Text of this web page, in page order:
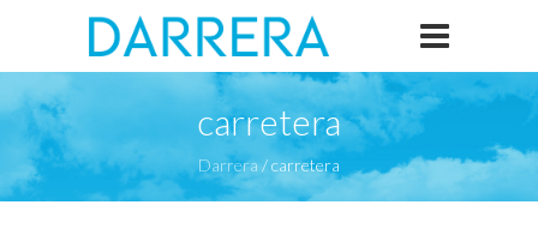
carretera
Darrera/carretera